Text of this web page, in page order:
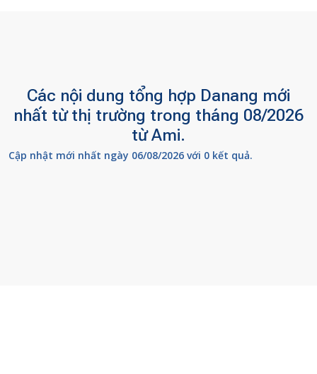
Các nội dung tổng hợp Danang mới
nhất từ thị trường trong tháng 08/2026
từ Ami.
Cập nhật mới nhất ngày 06/08/2026 với 0 kết quả.